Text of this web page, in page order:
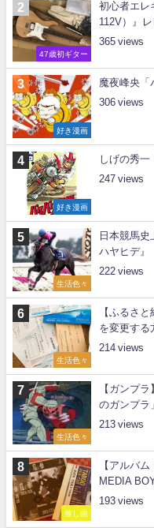
47歳初ギター
初心者エレ
112V）』
365
好き漫画
魔夜峰央「
306
好き漫画
しげの秀一
247
生活色々
日本競馬
ハヤヒデ』
222
生活色々
【ふるさ
を変更する
214
生活色々
【ガンプ
のガンプラ
213
推し曲
【アルバ
MEDIA
193